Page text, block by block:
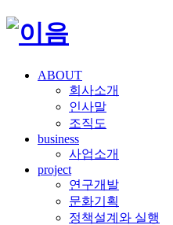
ABOUT
회사소개
인사말
조직도
business
사업소개
project
연구개발
문화기획
정책설계와 실행